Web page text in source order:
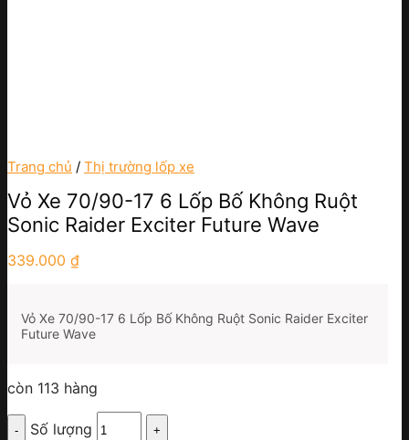
Trang chủ / Thị trường lốp xe
Vỏ Xe 70/90-17 6 Lốp Bố Không Ruột
Sonic Raider Exciter Future Wave
339.000 ₫
Vỏ Xe 70/90-17 6 Lốp Bố Không Ruột Sonic Raider Exciter
Future Wave
còn 113 hàng
Số lượng